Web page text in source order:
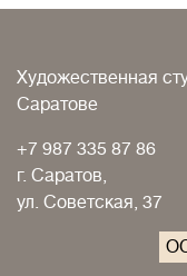
Художественная
Саратове
+7 987 335 87 86
г. Саратов,
ул. Советская, 37